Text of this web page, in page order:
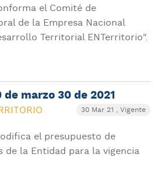
el Comité de
de la Empresa Nacional
Territorial ENTerritorio".
de marzo 30 de 2021
30 Mar 21 , Vigente
el presupuesto de
de la Entidad para la vigencia